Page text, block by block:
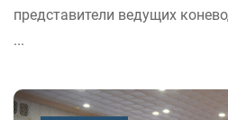
представители ведущих
...